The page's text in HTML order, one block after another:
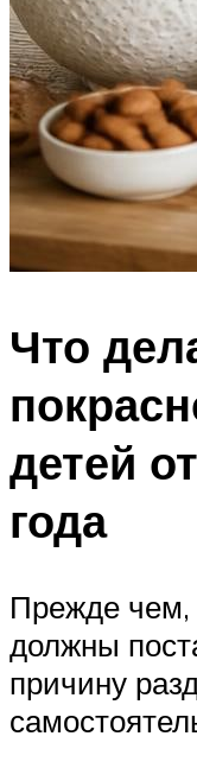
Что
детей
года
Прежде чем,
должны
причину